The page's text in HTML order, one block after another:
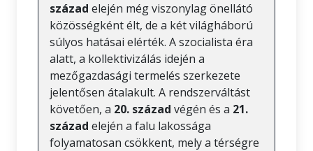
század elején még viszonylag önellátó
közösségként élt, de a két világháború
súlyos hatásai elérték. A szocialista éra
alatt, a kollektivizálás idején a
mezőgazdasági termelés szerkezete
jelentősen átalakult. A rendszerváltást
követően, a 20. század végén és a 21.
század elején a falu lakossága
folyamatosan csökkent, mely a térségre